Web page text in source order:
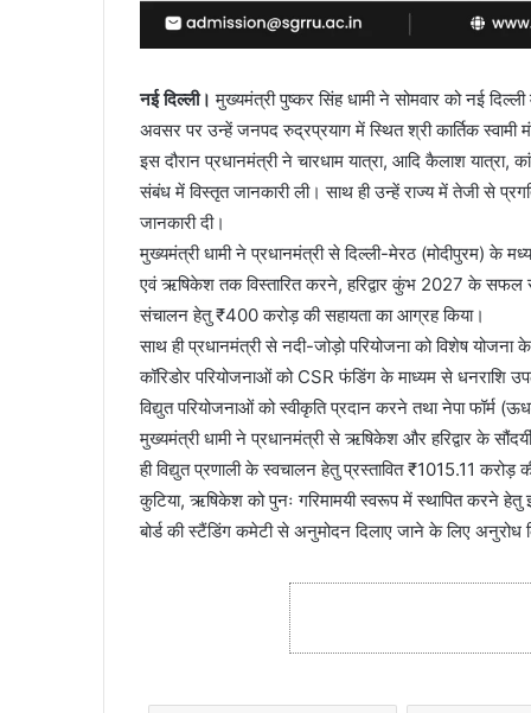
नई दिल्ली। मुख्यमंत्री पुष्कर सिंह धामी ने सोमवार को नई
अवसर पर उन्हें जनपद रुद्रप्रयाग में स्थित श्री कार्तिक स्वामी
इस दौरान प्रधानमंत्री ने चारधाम यात्रा, आदि कैलाश यात्रा,
संबंध में विस्तृत जानकारी ली। साथ ही उन्हें राज्य में तेजी से
जानकारी दी।
मुख्यमंत्री धामी ने प्रधानमंत्री से दिल्ली-मेरठ (मोदीपुरम)
एवं ऋषिकेश तक विस्तारित करने, हरिद्वार कुंभ 2027 के
संचालन हेतु ₹400 करोड़ की सहायता का आग्रह किया।
साथ ही प्रधानमंत्री से नदी-जोड़ो परियोजना को विशेष
कॉरिडोर परियोजनाओं को CSR फंडिंग के माध्यम से धनराशि
विद्युत परियोजनाओं को स्वीकृति प्रदान करने तथा नेपा फॉर्म
मुख्यमंत्री धामी ने प्रधानमंत्री से ऋषिकेश और हरिद्वार के
ही विद्युत प्रणाली के स्वचालन हेतु प्रस्तावित ₹1015.11
कुटिया, ऋषिकेश को पुनः गरिमामयी स्वरूप में स्थापित करने हेतु
बोर्ड की स्टैंडिंग कमेटी से अनुमोदन दिलाए जाने के लिए अनुरोध